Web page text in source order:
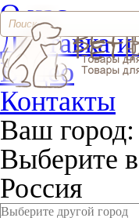
О нас
Доставка и
Видео
Контакты
Ваш город:
Выберите
Россия